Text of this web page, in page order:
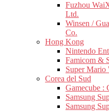
Fuzhou
Ltd.
Winsen /
Co.
Hong Kong
Nintendo
Famicom &
Super Mario
Corea del Sud
Gamecube :
Samsung
Samsung